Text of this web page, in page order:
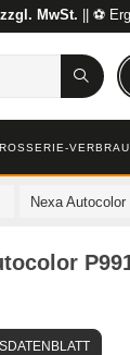
MwSt. || ⚽
Nexa Autocolor